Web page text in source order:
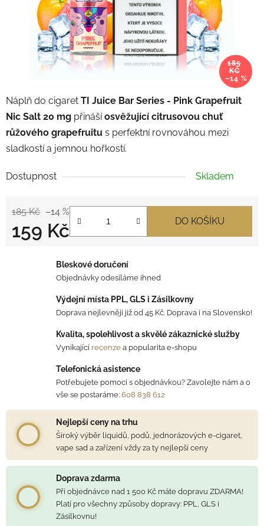
Náplň do cigaret TI Juice Bar Series - Pink Grapefruit
Nic Salt 20 mg přinášíosvěžující citrusovou chuť
růžového grapefruitu s perfektní rovnováhou mezi
sladkostí a jemnou hořkostí.
Dostupnost Skladem
185 Kč –14 %
159 Kč DO KOŠÍKU
185
KČ
–14 %
Bleskové doručení
Objednávky odesíláme ihned
Výdejní místa PPL, GLS i Zásilkovny
Doprava nejlevněji již od 45 Kč. Doprava i na Slovensko!
Kvalita, spolehlivost a skvělé zákaznické služby
Vynikající recenze a popularita e-shopu
Telefonická asistence
Potřebujete pomoci s objednávkou? Zavolejte nám a o
vše se postaráme: 608 838 612
Nejlepší ceny na trhu
Široký výběr liquidů, podů, jednorázových e-cigaret,
vape sad a zařízení vždy za ty nejlepší ceny
Doprava zdarma
Při objednávce nad 1 500 Kč máte dopravu ZDARMA!
Platí pro všechny způsoby dopravy: PPL, GLS i
Zásilkovnu!